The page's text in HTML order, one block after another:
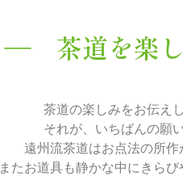
― 茶道を楽
茶道の楽しみをお伝えし
それが、いちばんの願い
遠州流茶道はお点法の所作
またお道具も静かな中にきらび